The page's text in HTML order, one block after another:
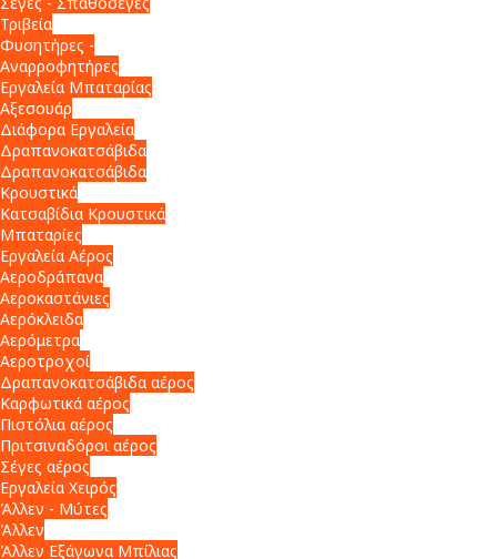
Τριβεία
Φυσητήρες -
Αναρροφητήρες
Εργαλεία Μπαταρίας
Αξεσουάρ
Διάφορα Εργαλεία
Δραπανοκατσάβιδα
Δραπανοκατσάβιδα
Κρουστικά
Κατσαβίδια Κρουστικά
Μπαταρίες
Εργαλεία Αέρος
Αεροδράπανα
Αεροκαστάνιες
Αερόκλειδα
Αερόμετρα
Αεροτροχοί
Δραπανοκατσάβιδα αέρος
Καρφωτικά αέρος
Πιστόλια αέρος
Πριτσιναδόροι αέρος
Σέγες αέρος
Εργαλεία Χειρός
Άλλεν - Μύτες
Άλλεν
Άλλεν Εξάγωνα Μπίλιας